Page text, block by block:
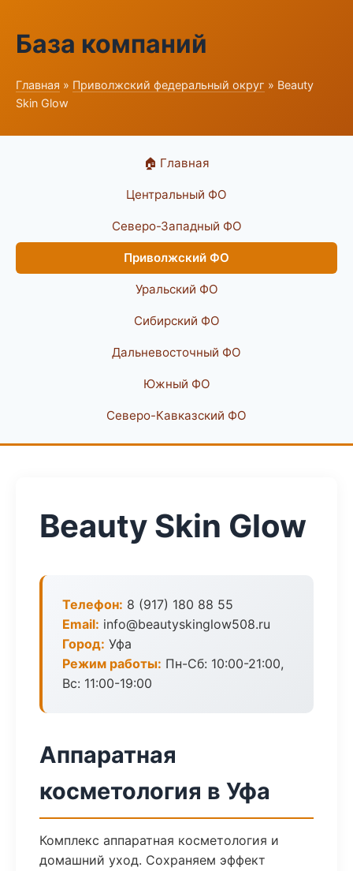
База компаний
Главная » Приволжский федеральный округ » Beauty
Skin Glow
🏠 Главная
Центральный ФО
Северо-Западный ФО
Приволжский ФО
Уральский ФО
Сибирский ФО
Дальневосточный ФО
Южный ФО
Северо-Кавказский ФО
Beauty Skin Glow
Телефон: 8 (917) 180 88 55
Email: info@beautyskinglow508.ru
Город: Уфа
Режим работы: Пн-Сб: 10:00-21:00,
Вс: 11:00-19:00
Аппаратная
косметология в Уфа
Комплекс аппаратная косметология и
домашний уход. Сохраняем эффект